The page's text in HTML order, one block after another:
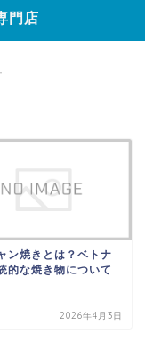
門店
ン焼きとは？ベトナ
的な焼き物について
2026年4月3日